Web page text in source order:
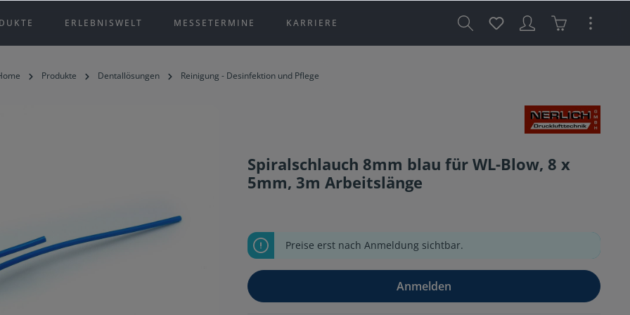
ERLEBNISWELT MESSETERMINE KARRIERE
Produkte Dentallösungen Reinigung - Desinfektion und Pflege
Spiralschlauch 8mm blau für WL-Blow, 8 x
5mm, 3m Arbeitslänge
Preise erst nach Anmeldung sichtbar.
Anmelden